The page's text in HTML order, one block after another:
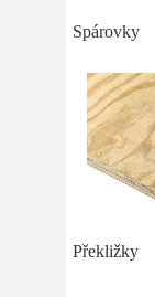
Spárovky
Překližky